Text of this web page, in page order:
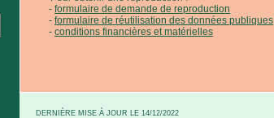
formulaire de demande de reproduction
formulaire de réutilisation des données publiques
conditions financières et matérielles
DERNIÈRE MISE À JOUR LE 14/12/2022